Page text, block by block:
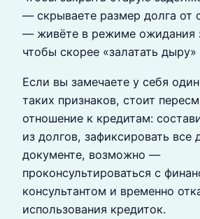
— скрываете размер долга от
— живёте в режиме ожидания
чтобы скорее «залатать дыру»
Если вы замечаете у себя
таких признаков, стоит
отношение к кредитам:
из долгов, зафиксировать все
документе, возможно —
проконсультироваться с
консультантом и временно
использования кредиток.